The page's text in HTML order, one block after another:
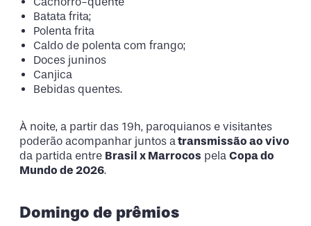
Batata frita;
Polenta frita
Caldo de polenta com frango;
Doces juninos
Canjica
Bebidas quentes.
À noite, a partir das 19h, paroquianos e visitantes
poderão acompanhar juntos a transmissão ao vivo
da partida entre Brasil x Marrocos pela Copa do
Mundo de 2026.
Domingo de prêmios